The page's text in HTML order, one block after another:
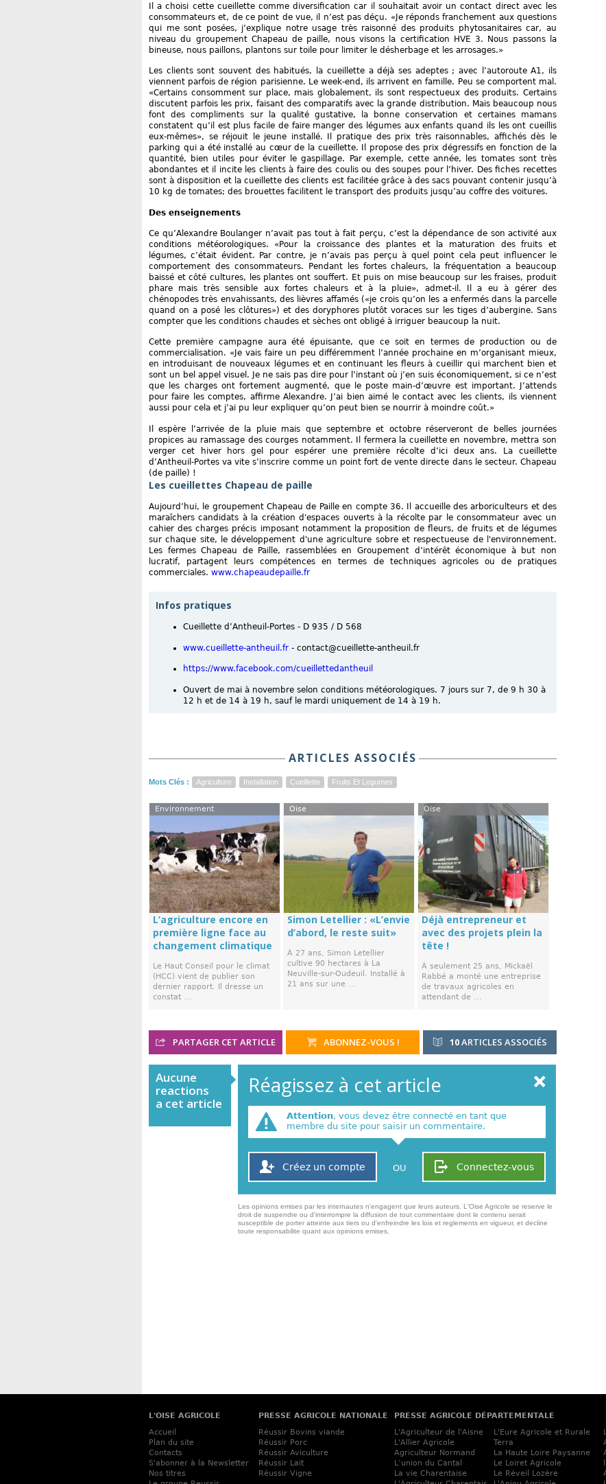
Il a choisi cette cueillette comme diversification car il souhaitait avoir un contact direct avec les
consommateurs et, de ce point de vue, il n’est pas déçu. «Je réponds franchement aux questions
qui me sont posées, j’explique notre usage très raisonné des produits phytosanitaires car, au
niveau du groupement Chapeau de paille, nous visons la certification HVE 3. Nous passons la
bineuse, nous paillons, plantons sur toile pour limiter le désherbage et les arrosages.»
Les clients sont souvent des habitués, la cueillette a déjà ses adeptes ; avec l’autoroute A1, ils
viennent parfois de région parisienne. Le week-end, ils arrivent en famille. Peu se comportent mal.
«Certains consomment sur place, mais globalement, ils sont respectueux des produits. Certains
discutent parfois les prix, faisant des comparatifs avec la grande distribution. Mais beaucoup nous
font des compliments sur la qualité gustative, la bonne conservation et certaines mamans
constatent qu’il est plus facile de faire manger des légumes aux enfants quand ils les ont cueillis
eux-mêmes», se réjouit le jeune installé. Il pratique des prix très raisonnables, affichés dès le
parking qui a été installé au cœur de la cueillette. Il propose des prix dégressifs en fonction de la
quantité, bien utiles pour éviter le gaspillage. Par exemple, cette année, les tomates sont très
abondantes et il incite les clients à faire des coulis ou des soupes pour l’hiver. Des fiches recettes
sont à disposition et la cueillette des clients est facilitée grâce à des sacs pouvant contenir jusqu’à
10 kg de tomates; des brouettes facilitent le transport des produits jusqu’au coffre des voitures.
Des enseignements
Ce qu’Alexandre Boulanger n’avait pas tout à fait perçu, c’est la dépendance de son activité aux
conditions météorologiques. «Pour la croissance des plantes et la maturation des fruits et
légumes, c’était évident. Par contre, je n’avais pas perçu à quel point cela peut influencer le
comportement des consommateurs. Pendant les fortes chaleurs, la fréquentation a beaucoup
baissé et côté cultures, les plantes ont souffert. Et puis on mise beaucoup sur les fraises, produit
phare mais très sensible aux fortes chaleurs et à la pluie», admet-il. Il a eu à gérer des
chénopodes très envahissants, des lièvres affamés («je crois qu’on les a enfermés dans la parcelle
quand on a posé les clôtures») et des doryphores plutôt voraces sur les tiges d’aubergine. Sans
compter que les conditions chaudes et sèches ont obligé à irriguer beaucoup la nuit.
Cette première campagne aura été épuisante, que ce soit en termes de production ou de
commercialisation. «Je vais faire un peu différemment l’année prochaine en m’organisant mieux,
en introduisant de nouveaux légumes et en continuant les fleurs à cueillir qui marchent bien et
sont un bel appel visuel. Je ne sais pas dire pour l’instant où j’en suis économiquement, si ce n’est
que les charges ont fortement augmenté, que le poste main-d’œuvre est important. J’attends
pour faire les comptes, affirme Alexandre. J’ai bien aimé le contact avec les clients, ils viennent
aussi pour cela et j’ai pu leur expliquer qu’on peut bien se nourrir à moindre coût.»
Il espère l’arrivée de la pluie mais que septembre et octobre réserveront de belles journées
propices au ramassage des courges notamment. Il fermera la cueillette en novembre, mettra son
verger cet hiver hors gel pour espérer une première récolte d’ici deux ans. La cueillette
d’Antheuil-Portes va vite s’inscrire comme un point fort de vente directe dans le secteur. Chapeau
(de paille) !
Les cueillettes Chapeau de paille
Aujourd’hui, le groupement Chapeau de Paille en compte 36. Il accueille des arboriculteurs et des
maraîchers candidats à la création d'espaces ouverts à la récolte par le consommateur avec un
cahier des charges précis imposant notamment la proposition de fleurs, de fruits et de légumes
sur chaque site, le développement d'une agriculture sobre et respectueuse de l'environnement.
Les fermes Chapeau de Paille, rassemblées en Groupement d’intérêt économique à but non
lucratif, partagent leurs compétences en termes de techniques agricoles ou de pratiques
commerciales. www.chapeaudepaille.fr
Infos pratiques
Cueillette d’Antheuil-Portes - D 935 / D 568
www.cueillette-antheuil.fr - contact@cueillette-antheuil.fr
https://www.facebook.com/cueillettedantheuil
Ouvert de mai à novembre selon conditions météorologiques. 7 jours sur 7, de 9 h 30 à
12 h et de 14 à 19 h, sauf le mardi uniquement de 14 à 19 h.
ARTICLES ASSOCIÉS
Mots Clés : Agriculture Installation Cueillette Fruits Et Legumes
Environnement
L’agriculture encore en
première ligne face au
changement climatique
Le Haut Conseil pour le climat
(HCC) vient de publier son
dernier rapport. Il dresse un
constat ...
Oise
Simon Letellier : «L’envie
d’abord, le reste suit»
À 27 ans, Simon Letellier
cultive 90 hectares à La
Neuville-sur-Oudeuil. Installé à
21 ans sur une ...
Oise
Déjà entrepreneur et
avec des projets plein la
tête !
À seulement 25 ans, Mickaël
Rabbé a monté une entreprise
de travaux agricoles en
attendant de ...
10ARTICLES ASSOCIÉS
PARTAGER CET ARTICLE ABONNEZ-VOUS !
Aucune
reactions
a cet article
Réagissez à cet article
Attention, vous devez être connecté en tant que
membre du site pour saisir un commentaire.
Connectez-vous
Créez un compte OU
Les opinions emises par les internautes n'engagent que leurs auteurs. L'Oise Agricole se reserve le
droit de suspendre ou d'interrompre la diffusion de tout commentaire dont le contenu serait
susceptible de porter atteinte aux tiers ou d'enfreindre les lois et reglements en vigueur, et decline
toute responsabilite quant aux opinions emises,
L'OISE AGRICOLE
Accueil
Plan du site
Contacts
S'abonner à la Newsletter
Nos titres
PRESSE AGRICOLE NATIONALE
Réussir Bovins viande
Réussir Porc
Réussir Aviculture
Réussir Lait
Réussir Vigne
PRESSE AGRICOLE DÉPARTEMENTALE
L'Agriculteur de l'Aisne
L'Allier Agricole
Agriculteur Normand
L’union du Cantal
La vie Charentaise
L'Eure Agricole et Rurale
Terra
La Haute Loire Paysanne
Le Loiret Agricole
Le Réveil Lozère